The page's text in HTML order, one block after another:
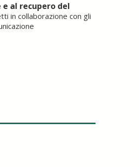
al recupero del
in collaborazione con gli